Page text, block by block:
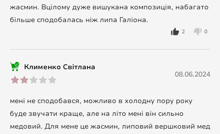
жасмин. Вцілому дуже вишукана композиція, набагато
більше сподобалась ніж липа Галіона.
2 0
Клименко Світлана
08.06.2024
мені не сподобався, можливо в холодну пору року
буде звучати краще, але на літо мені він сильно
медовий. Для мене це жасмин, липовий вершковий мед